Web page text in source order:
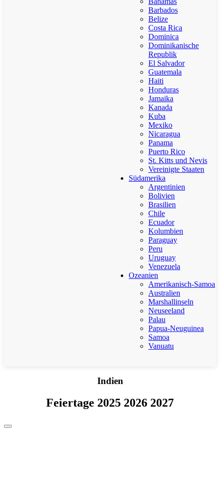
Barbados
Belize
Costa Rica
Dominica
Dominikanische
Republik
El Salvador
Guatemala
Haiti
Honduras
Jamaika
Kanada
Kuba
Mexiko
Nicaragua
Panama
Puerto Rico
St. Kitts und Nevis
Vereinigte Staaten
Südamerika
Argentinien
Bolivien
Brasilien
Chile
Ecuador
Kolumbien
Paraguay
Peru
Uruguay
Venezuela
Ozeanien
Amerikanisch-Samoa
Australien
Marshallinseln
Neuseeland
Palau
Papua-Neuguinea
Samoa
Vanuatu
Indien
Feiertage 2025 2026 2027